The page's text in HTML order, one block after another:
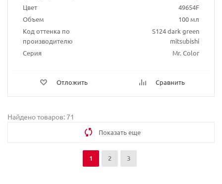
Цвет
49654F
Объем
100 мл
Код оттенка по
производителю
S124 dark green
mitsubishi
Серия
Mr. Color
Отложить Сравнить
Найдено товаров: 71
Показать еще
1 2 3